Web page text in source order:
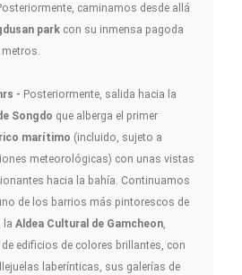
caminamos desde allá
park con su inmensa pagoda
- Posteriormente, salida hacia la
Songdo que alberga el primer
marítimo (incluido, sujeto a
meteorológicas) con unas vistas
hacia la bahía. Continuamos
de los barrios más pintorescos de
la Aldea Cultural de Gamcheon
de edificios de colores brillantes, con
laberínticas, sus galerías de